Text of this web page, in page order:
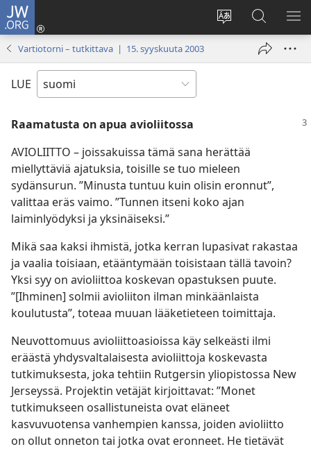
JW.ORG
Vaihda
sivuston
Kirjaudu
(avaa
Hae
JW.ORG-
sivustolta
Vartiotorni – tutkittava | 15. syyskuuta 2003
LUE
Raamatusta on apua avioliitossa
AVIOLIITTO – joissakuissa tämä sana herättää
miellyttäviä ajatuksia, toisille se tuo mieleen
sydänsurun. ”Minusta tuntuu kuin olisin eronnut”,
valittaa eräs vaimo. ”Tunnen itseni koko ajan
laiminlyödyksi ja yksinäiseksi.”
Mikä saa kaksi ihmistä, jotka kerran lupasivat rakastaa
ja vaalia toisiaan, etääntymään toisistaan tällä tavoin?
Yksi syy on avioliittoa koskevan opastuksen puute.
”[Ihminen] solmii avioliiton ilman minkäänlaista
koulutusta”, toteaa muuan lääketieteen toimittaja.
Neuvottomuus avioliittoasioissa käy selkeästi ilmi
eräästä yhdysvaltalaisesta avioliittoja koskevasta
tutkimuksesta, joka tehtiin Rutgersin yliopistossa New
Jerseyssä. Projektin vetäjät kirjoittavat: ”Monet
tutkimukseen osallistuneista ovat eläneet
kasvuvuotensa vanhempien kanssa, joiden avioliitto
on ollut onneton tai jotka ovat eronneet. He tietävät